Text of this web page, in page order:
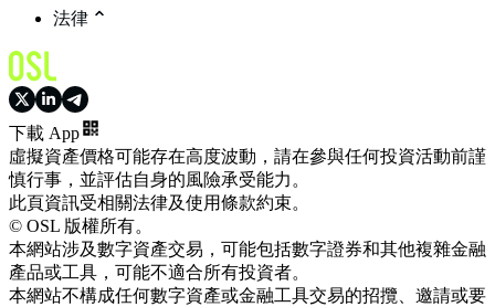
法律
下載 App
虛擬資產價格可能存在高度波動，請在參與任何投資活動前謹
慎行事，並評估自身的風險承受能力。
此頁資訊受相關法律及使用條款約束。
© OSL 版權所有。
本網站涉及數字資產交易，可能包括數字證券和其他複雜金融
產品或工具，可能不適合所有投資者。
本網站不構成任何數字資產或金融工具交易的招攬、邀請或要